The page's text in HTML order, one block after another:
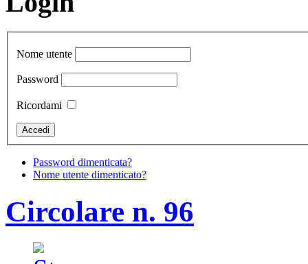
Nome utente
Password
Ricordami
Password dimenticata?
Nome utente dimenticato?
Circolare n. 96